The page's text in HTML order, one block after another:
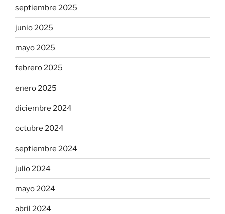
septiembre 2025
junio 2025
mayo 2025
febrero 2025
enero 2025
diciembre 2024
octubre 2024
septiembre 2024
julio 2024
mayo 2024
abril 2024